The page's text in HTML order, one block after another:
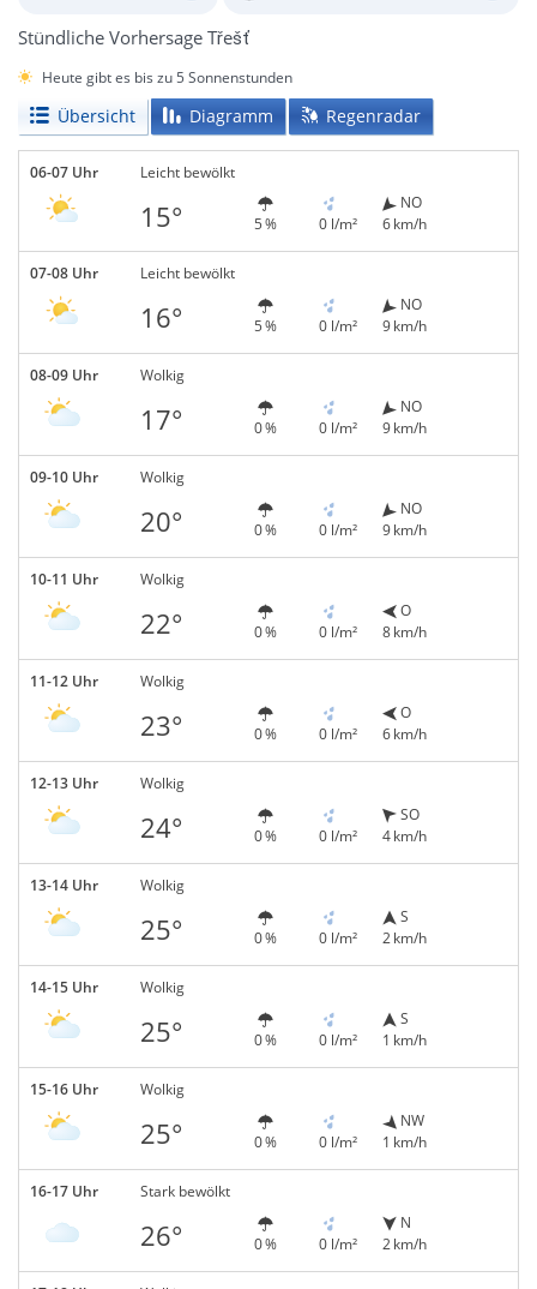
Stündliche Vorhersage Třešť
Heute gibt es bis zu 5 Sonnenstunden
Übersicht Diagramm Regenradar
06-07 Uhr Leicht bewölkt
15° 5 % 0 l/m²
NO
6 km/h
07-08 Uhr Leicht bewölkt
16° 5 % 0 l/m²
NO
9 km/h
08-09 Uhr Wolkig
17° 0 % 0 l/m²
NO
9 km/h
09-10 Uhr Wolkig
20° 0 % 0 l/m²
NO
9 km/h
10-11 Uhr Wolkig
22° 0 % 0 l/m²
O
8 km/h
11-12 Uhr Wolkig
23° 0 % 0 l/m²
O
6 km/h
12-13 Uhr Wolkig
24° 0 % 0 l/m²
SO
4 km/h
13-14 Uhr Wolkig
25° 0 % 0 l/m²
S
2 km/h
14-15 Uhr Wolkig
25° 0 % 0 l/m²
S
1 km/h
15-16 Uhr Wolkig
25° 0 % 0 l/m²
NW
1 km/h
16-17 Uhr Stark bewölkt
26° 0 % 0 l/m²
N
2 km/h